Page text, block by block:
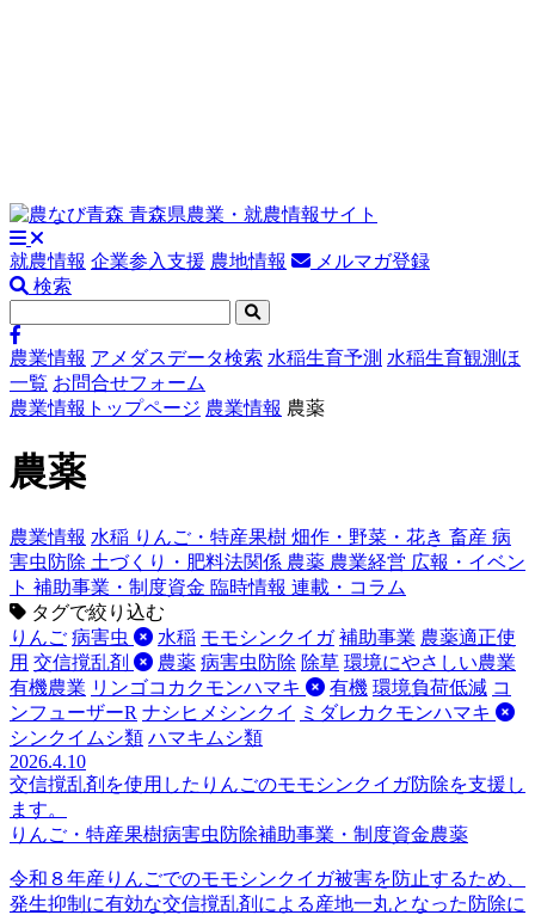
就農情報 企業参入支援 農地情報
メルマガ登録
検索
農業情報 アメダスデータ検索 水稲生育予測 水稲生育観測ほ
一覧 お問合せフォーム
農業情報トップページ 農業情報 農薬
農薬
農業情報 水稲 りんご・特産果樹 畑作・野菜・花き 畜産 病
害虫防除 土づくり・肥料法関係 農薬 農業経営 広報・イベン
ト 補助事業・制度資金 臨時情報 連載・コラム
タグで絞り込む
りんご 病害虫 水稲 モモシンクイガ 補助事業 農薬適正使
用 交信撹乱剤 農薬 病害虫防除 除草 環境にやさしい農業
有機農業 リンゴコカクモンハマキ 有機 環境負荷低減 コ
ンフューザーR ナシヒメシンクイ
ミダレカクモンハマキ
シンクイムシ類 ハマキムシ類
2026.4.10
交信撹乱剤を使用したりんごのモモシンクイガ防除を支援し
ます。
りんご・特産果樹病害虫防除補助事業・制度資金農薬
令和８年産りんごでのモモシンクイガ被害を防止するため、
発生抑制に有効な交信撹乱剤による産地一丸となった防除に